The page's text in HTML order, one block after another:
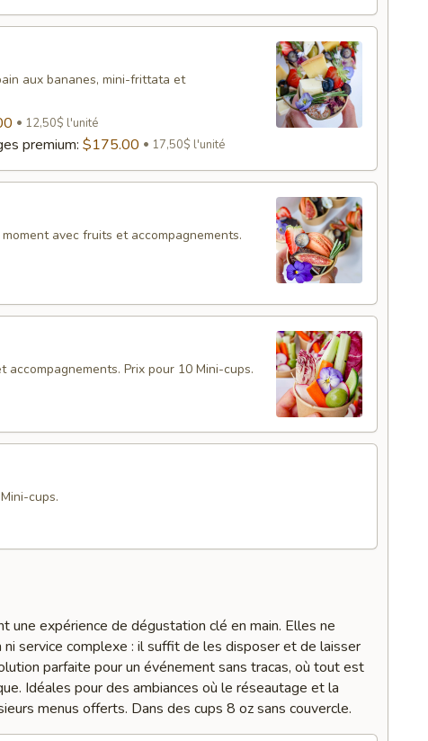
aux bananes, mini-frittata et
12,50$ l'unité
premium: $175.00 17,50$ l'unité
avec fruits et accompagnements.
accompagnements. Prix pour 10 Mini-cups.
cups.
une expérience de dégustation clé en main. Elles ne
ni service complexe : il suffit de les disposer et de laisser
parfaite pour un événement sans tracas, où tout est
Idéales pour des ambiances où le réseautage et la
menus offerts. Dans des cups 8 oz sans couvercle.